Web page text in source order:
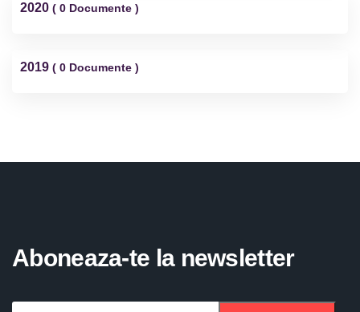
2020 ( 0 Documente )
2019 ( 0 Documente )
Aboneaza-te la newsletter